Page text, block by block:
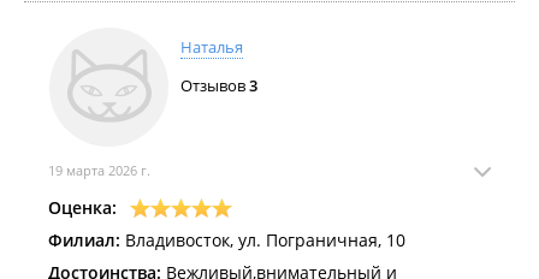
Наталья
Отзывов3
19 марта 2026 г.
Оценка:
Филиал: Владивосток, ул. Пограничная, 10
Достоинства: Вежливый,внимательный и